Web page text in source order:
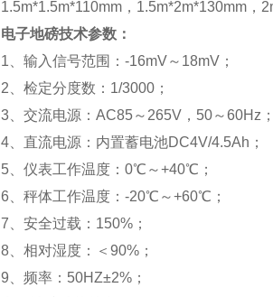
1.5m*1.5m*110mm，1.5m*2m*130mm，
电子地磅技术参数：
1、输入信号范围：-16mV～18mV；
2、检定分度数：1/3000；
3、交流电源：AC85～265V，50～60Hz；
4、直流电源：内置蓄电池DC4V/4.5Ah；
5、仪表工作温度：0℃～+40℃；
6、秤体工作温度：-20℃～+60℃；
7、安全过载：150%；
8、相对湿度：＜90%；
9、频率：50HZ±2%；